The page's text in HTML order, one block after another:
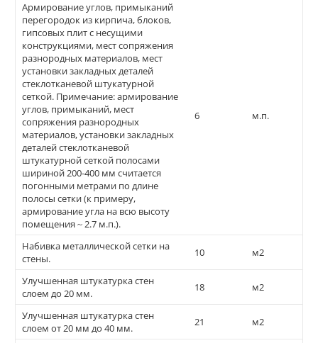
Армирование углов, примыканий
перегородок из кирпича, блоков,
гипсовых плит с несущими
конструкциями, мест сопряжения
разнородных материалов, мест
установки закладных деталей
стеклотканевой штукатурной
сеткой. Примечание: армирование
углов, примыканий, мест
сопряжения разнородных
материалов, установки закладных
деталей стеклотканевой
штукатурной сеткой полосами
шириной 200-400 мм считается
погонными метрами по длине
полосы сетки (к примеру,
армирование угла на всю высоту
помещения ~ 2.7 м.п.).
6 м.п.
Набивка металлической сетки на
стены.
10 м2
Улучшенная штукатурка стен
слоем до 20 мм.
18 м2
Улучшенная штукатурка стен
слоем от 20 мм до 40 мм.
21 м2